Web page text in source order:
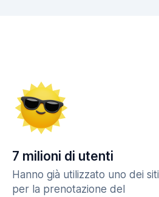
7 milioni di utenti
Hanno già utilizzato uno dei siti
per la prenotazione del